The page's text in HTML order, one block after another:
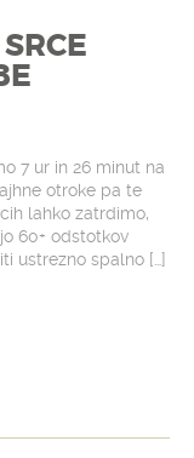
7 ur in 26 minut na
otroke pa te
lahko zatrdimo,
60+ odstotkov
ustrezno spalno […]